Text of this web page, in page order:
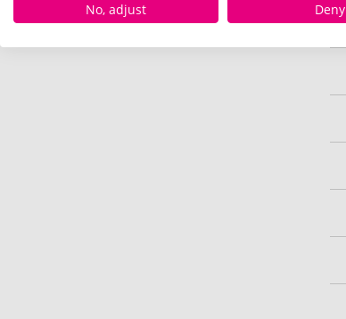
No, adjust
Deny